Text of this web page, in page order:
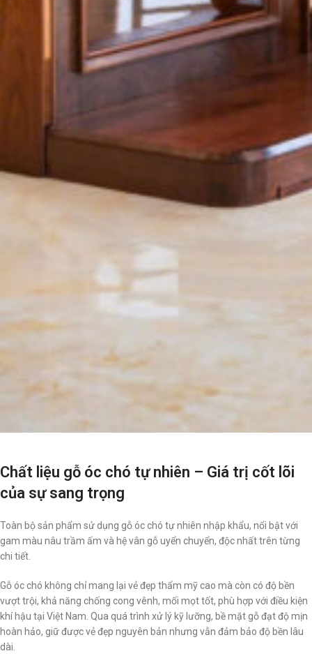
Chất liệu gỗ óc chó tự nhiên – Giá trị cốt lõi
của sự sang trọng
Toàn bộ sản phẩm sử dụng gỗ óc chó tự nhiên nhập khẩu, nổi bật với
gam màu nâu trầm ấm và hệ vân gỗ uyển chuyển, độc nhất trên từng
chi tiết.
Gỗ óc chó không chỉ mang lại vẻ đẹp thẩm mỹ cao mà còn có độ bền
vượt trội, khả năng chống cong vênh, mối mọt tốt, phù hợp với điều kiện
khí hậu tại Việt Nam. Qua quá trình xử lý kỹ lưỡng, bề mặt gỗ đạt độ mịn
hoàn hảo, giữ được vẻ đẹp nguyên bản nhưng vẫn đảm bảo độ bền lâu
dài.